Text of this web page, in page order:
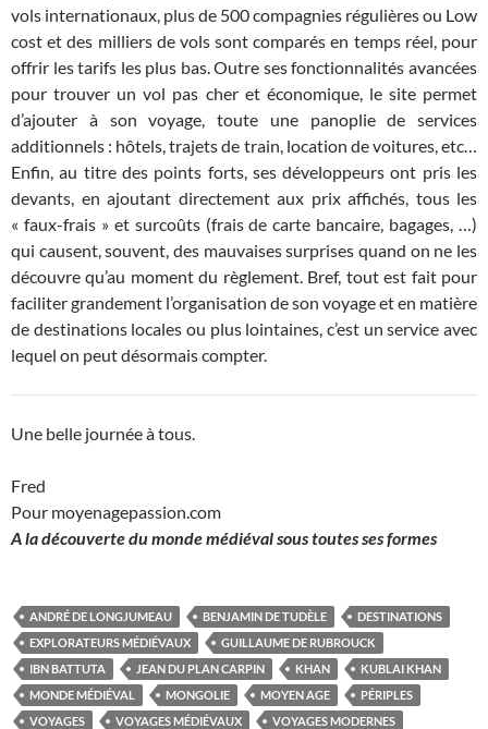
vols internationaux, plus de 500 compagnies régulières ou Low
cost et des milliers de vols sont comparés en temps réel, pour
offrir les tarifs les plus bas. Outre ses fonctionnalités avancées
pour trouver un vol pas cher et économique, le site permet
d’ajouter à son voyage, toute une panoplie de services
additionnels : hôtels, trajets de train, location de voitures, etc…
Enfin, au titre des points forts, ses développeurs ont pris les
devants, en ajoutant directement aux prix affichés, tous les
« faux-frais » et surcoûts (frais de carte bancaire, bagages, …)
qui causent, souvent, des mauvaises surprises quand on ne les
découvre qu’au moment du règlement. Bref, tout est fait pour
faciliter grandement l’organisation de son voyage et en matière
de destinations locales ou plus lointaines, c’est un service avec
lequel on peut désormais compter.
Une belle journée à tous.
Fred
Pour moyenagepassion.com
A la découverte du monde médiéval sous toutes ses formes
ANDRÉ DE LONGJUMEAU BENJAMIN DE TUDÈLE
DESTINATIONS
EXPLORATEURS MÉDIÉVAUX
GUILLAUME DE RUBROUCK
IBN BATTUTA
JEAN DU PLAN CARPIN KHAN
KUBLAI KHAN
MONDE MÉDIÉVAL
MONGOLIE MOYEN AGE
PÉRIPLES
VOYAGES
VOYAGES MÉDIÉVAUX
VOYAGES MODERNES